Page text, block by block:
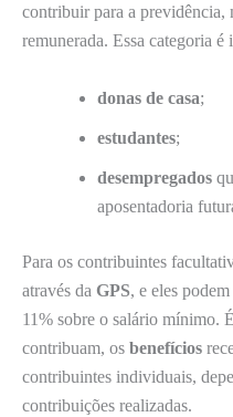
contribuir para a previdência,
remunerada. Essa categoria é
donas de casa;
estudantes;
desempregados
aposentadoria
Para os contribuintes
através da GPS, e eles
11% sobre o salário mínimo.
contribuam, os benefícios
contribuintes individuais,
contribuições realizadas.